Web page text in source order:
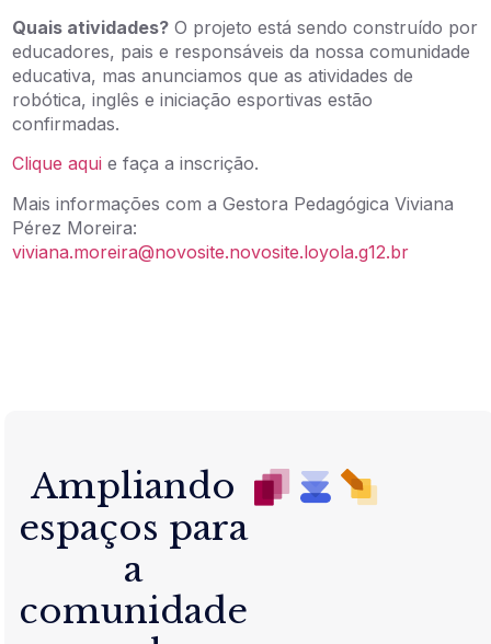
Quais atividades? O projeto está sendo construído por
educadores, pais e responsáveis da nossa comunidade
educativa, mas anunciamos que as atividades de
robótica, inglês e iniciação esportivas estão
confirmadas.
Clique aqui e faça a inscrição.
Mais informações com a Gestora Pedagógica Viviana
Pérez Moreira:
viviana.moreira@novosite.novosite.loyola.g12.br
Ampliando
espaços para
a
comunidade